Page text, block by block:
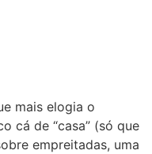
mais elogia o
cá de “casa” (só que
empreitadas, uma